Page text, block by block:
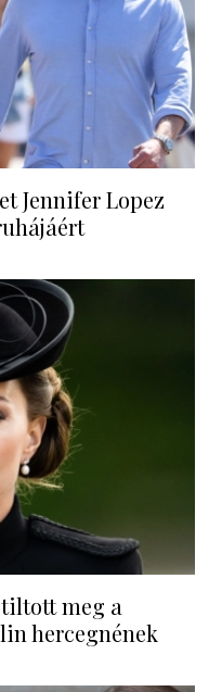
Jennifer Lopez
meg a
hercegnének